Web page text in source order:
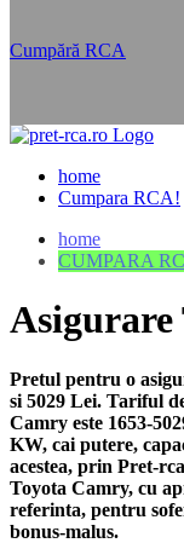
Cumpără RCA
home
Cumpara RCA!
home
CUMPARA
Asigurare
Pretul pentru o
si 5029 Lei. Tariful
Camry este 1653-
KW, cai putere,
acestea, prin Pret-
Toyota Camry, cu
referinta, pentru
bonus-malus.